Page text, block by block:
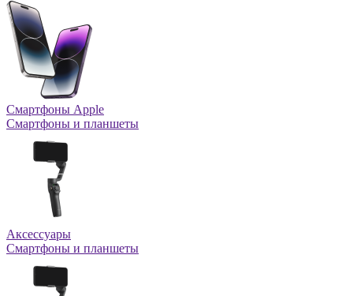
Смартфоны Apple
Смартфоны и планшеты
Аксессуары
Смартфоны и планшеты